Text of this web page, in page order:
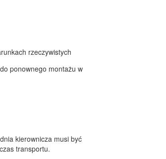
rzeczywistych
ponownego montażu w
kierownicza musi być
transportu.